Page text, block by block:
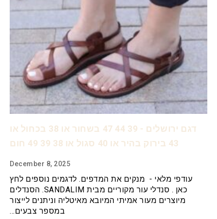
דגם ירושלים - 39 44 47 בשחור או 38 בכחול או
43 בירוק בהיר או 40 סגול או 38 39 49 חום
December 8, 2025
עודפי מלאי - מנקים את המדפים. לדגמים נוספים לחץ
כאן . סנדלי עור מקוריים מבית SANDALIM. הסנדלים
מיוצרים מעור אמיתי המיובא מאיטליה וניתנים לייצור
במספר צבעים…